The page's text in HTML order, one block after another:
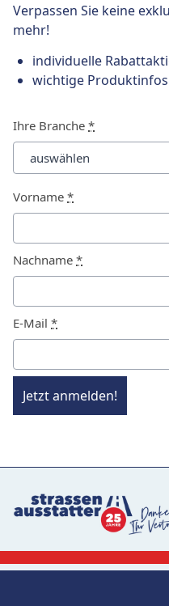
Verpassen Sie keine
mehr!
individuelle
wichtige
Ihre Branche *
Vorname *
Nachname *
E-Mail *
Jetzt anmelden!